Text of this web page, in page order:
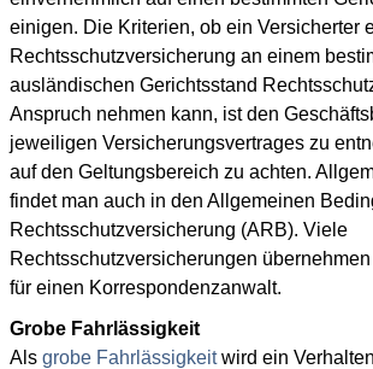
einigen. Die Kriterien, ob ein Versicherter
Rechtsschutzversicherung an einem
ausländischen Gerichtsstand
Anspruch nehmen kann, ist den
jeweiligen Versicherungsvertrages zu
auf den Geltungsbereich zu achten.
findet man auch in den Allgemeinen
Rechtsschutzversicherung (ARB). Viele
Rechtsschutzversicherungen
für einen Korrespondenzanwalt.
Grobe Fahrlässigkeit
Als grobe Fahrlässigkeitwird ein